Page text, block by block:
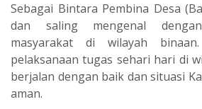
Sebagai Bintara Pembina Desa
dan saling mengenal
masyarakat di wilayah
pelaksanaan tugas sehari hari di
berjalan dengan baik dan situasi
aman.